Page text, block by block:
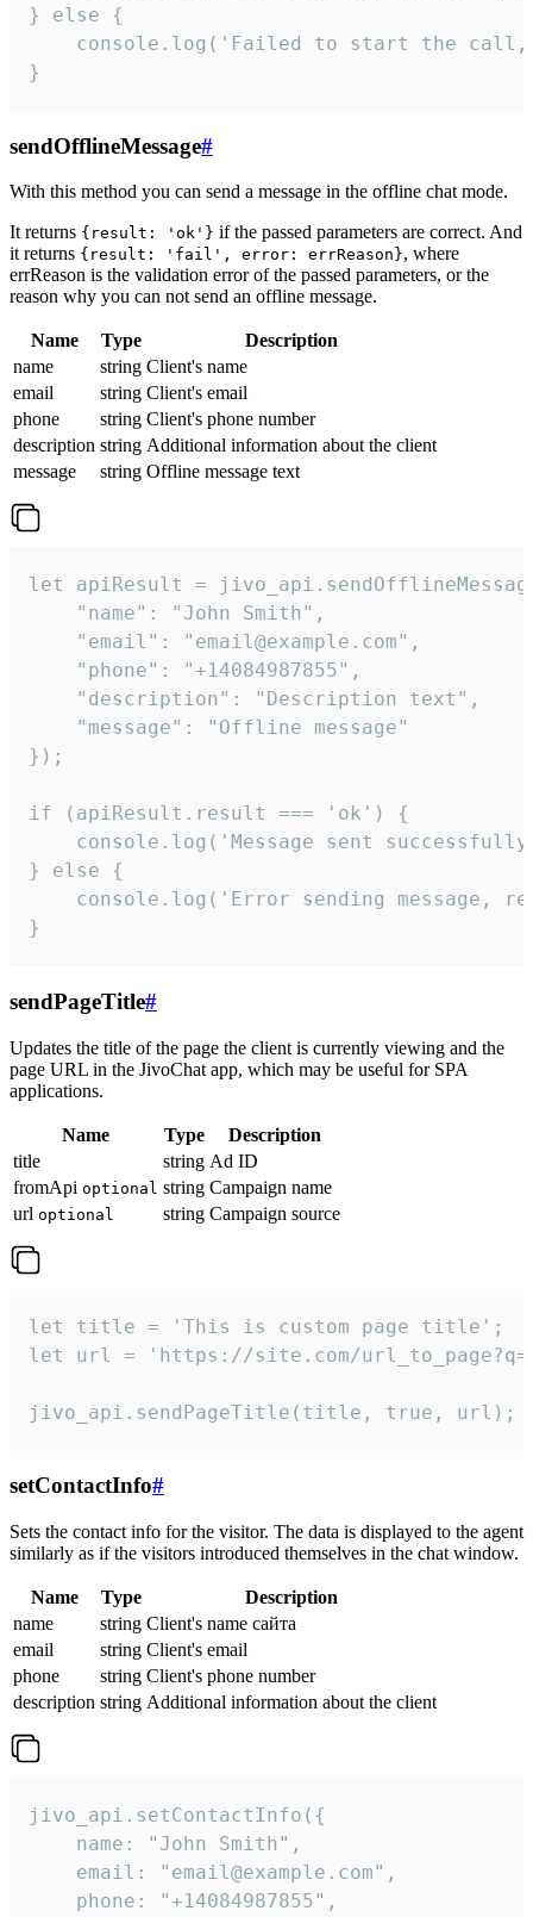
} else {
console.log('Failed to start the
}
sendOfflineMessage#
With this method you can send a message in the offline chat mode.
It returns {result: 'ok'} if the passed parameters are correct. And
it returns {result: 'fail', error: errReason}, where
errReason is the validation error of the passed parameters, or the
reason why you can not send an offline message.
Name Type
Description
name
string Client's name
email
string Client's email
phone
string Client's phone number
description string Additional information about the client
message
string Offline message text
let apiResult =
    "name": "John Smith",
    "email": "email@example.com",
    "phone": "+14084987855",
    "description": "Description text",
    "message": "Offline message"
});
if (apiResult.result === 'ok') {
console.log('Message sent
} else {
console.log('Error sending message,
}
sendPageTitle#
Updates the title of the page the client is currently viewing and the
page URL in the JivoChat app, which may be useful for SPA
applications.
Name Type
Description
title
string Ad ID
fromApi optional string Campaign name
url optional string Campaign source
let title = 'This is custom page title';
let url = 'https://site.com/
jivo_api.sendPageTitle(title, true, url);
setContactInfo#
Sets the contact info for the visitor. The data is displayed to the agent
similarly as if the visitors introduced themselves in the chat window.
Name Type
Description
name
string Client's name сайта
email
string Client's email
phone
string Client's phone number
description string Additional information about the client
jivo_api.setContactInfo({
    name: "John Smith",
    email: "email@example.com",
    phone: "+14084987855",